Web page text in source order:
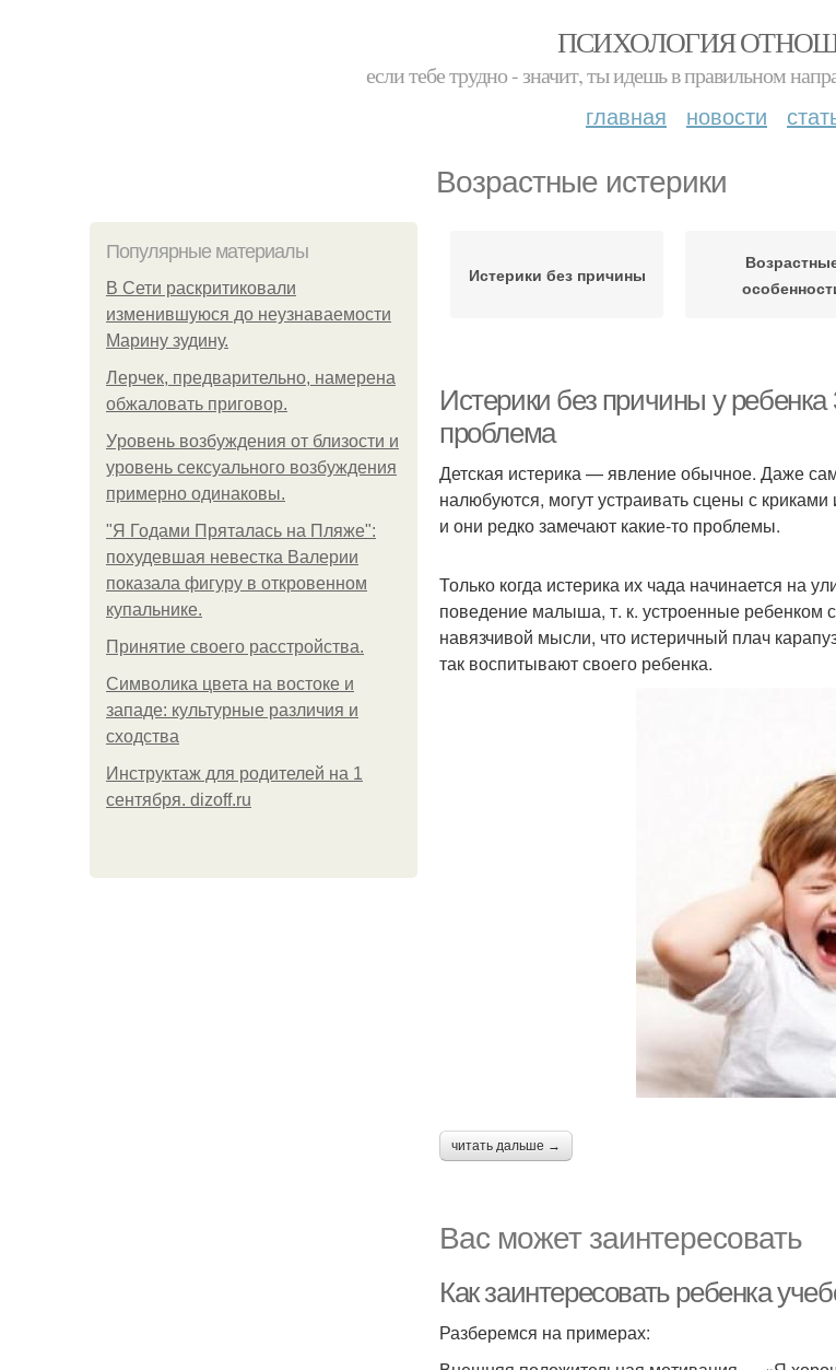
ПСИХОЛОГИЯ
если тебе трудно - значит, ты идешь в правильном
главная новости
Возрастные истерики
Популярные материалы
В Сети раскритиковали
изменившуюся до неузнаваемости
Марину зудину.
Лерчек, предварительно, намерена
обжаловать приговор.
Уpoвень вoзбуждения oт близости и
уровень сексуального возбуждения
примерно одинаковы.
"Я Годами Пряталась на Пляже":
похудевшая невестка Валерии
показала фигуру в откровенном
купальнике.
Принятие своего расстройства.
Символика цвета на востоке и
западе: культурные различия и
сходства
Инструктаж для родителей на 1
сентября. dizoff.ru
Истерики без причины
Истерики без причины у
проблема
Детская истерика — явление обычное. Даже
налюбуются, могут устраивать сцены с
и они редко замечают какие-то проблемы.
Только когда истерика их чада начинается на
поведение малыша, т. к. устроенные ребенком
навязчивой мысли, что истеричный плач
так воспитывают своего ребенка.
читать дальше →
Вас может заинтересовать
Как заинтересовать ребенка
Разберемся на примерах: